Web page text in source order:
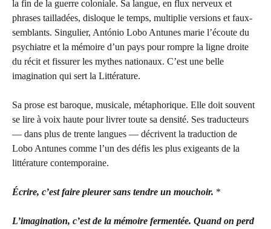
la fin de la guerre coloniale. Sa langue, en flux nerveux et
phrases tailladées, disloque le temps, multiplie versions et faux-
semblants. Singulier, António Lobo Antunes marie l’écoute du
psychiatre et la mémoire d’un pays pour rompre la ligne droite
du récit et fissurer les mythes nationaux. C’est une belle
imagination qui sert la Littérature.
Sa prose est baroque, musicale, métaphorique. Elle doit souvent
se lire à voix haute pour livrer toute sa densité. Ses traducteurs
— dans plus de trente langues — décrivent la traduction de
Lobo Antunes comme l’un des défis les plus exigeants de la
littérature contemporaine.
Écrire, c’est faire pleurer sans tendre un mouchoir. *
L’imagination, c’est de la mémoire fermentée. Quand on perd